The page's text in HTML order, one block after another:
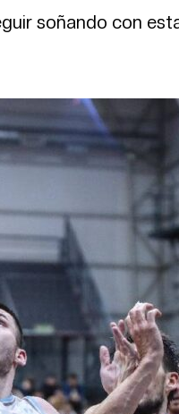
soñando con